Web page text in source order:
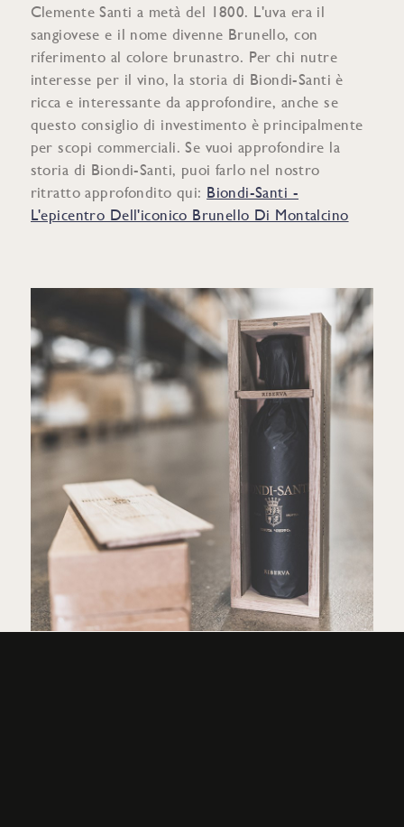
Clemente Santi a metà del 1800. L'uva era il
sangiovese e il nome divenne Brunello, con
riferimento al colore brunastro. Per chi nutre
interesse per il vino, la storia di Biondi-Santi è
ricca e interessante da approfondire, anche se
questo consiglio di investimento è principalmente
per scopi commerciali. Se vuoi approfondire la
storia di Biondi-Santi, puoi farlo nel nostro
ritratto approfondito qui: Biondi-Santi -
L'epicentro Dell'iconico Brunello Di Montalcino